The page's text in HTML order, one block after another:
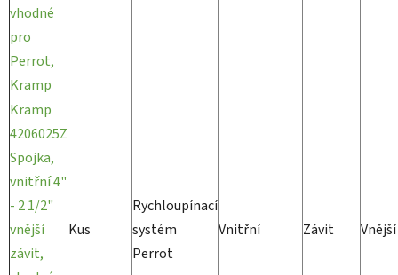
vhodné
pro
Perrot,
Kramp
Kramp
4206025Z
Spojka,
vnitřní 4"
- 2 1/2"
vnější
závit,
Kus
Rychloupínací
systém
Perrot
Vnitřní Závit Vnější